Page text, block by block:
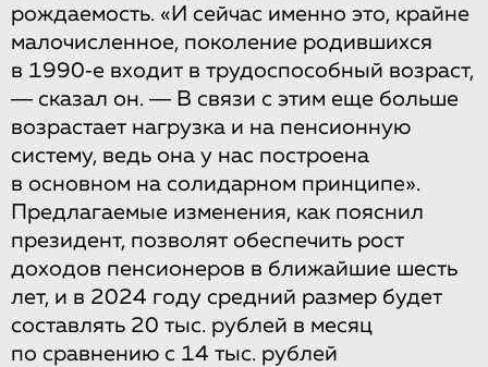
рождаемость. «И сейчас именно это, крайне
малочисленное, поколение родившихся
в 1990‑е входит в трудоспособный возраст,
― сказал он. ― В связи с этим еще больше
возрастает нагрузка и на пенсионную
систему, ведь она у нас построена
в основном на солидарном принципе».
Предлагаемые изменения, как пояснил
президент, позволят обеспечить рост
доходов пенсионеров в ближайшие шесть
лет, и в 2024 году средний размер будет
составлять 20 тыс. рублей в месяц
по сравнению с 14 тыс. рублей